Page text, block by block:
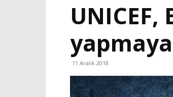
11 Aralık 2018